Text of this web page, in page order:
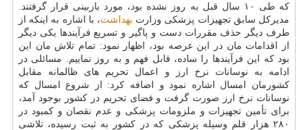
كه طی ۱۰ سال قبل به روز نشده بود، مورد بازبینی قرار گرفتند.
مدیركل سابق تجهیزات پزشكی وزارت بهداشت، با اشاره به اینكه از
طرف دیگر حذف مقررات دست و پاگیر و تسریع فرآیندها یكی دیگر
از اقدامات مان در این عرصه بود، اظهار نمود: تمام تلاش مان این
بود كه این فرآیندها را ساده، قابل فهم و به روز نماییم. مسائلی در
ادامه به نوسانات نرخ ارز و اعمال تحریم های ظالمانه مقابل
كشورمان امسال اشاره نمود و اضافه كرد: از شروع امسال كه
نوسانات نرخ ارز صورت گرفت و فضای تحریم در كشور بوجود آمد،
برای تأمین تجهیزات و ملزومات پزشكی و عدم نقصان و كمبود در
۲۸۰ هزار قلم وسیله پزشكی كه در كشور به ثبت رسیده، تلاشی